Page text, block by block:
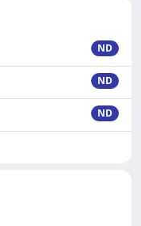
ND
ND
ND